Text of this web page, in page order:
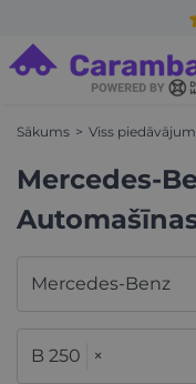
Sākums Viss
Mercedes-
Mercedes-Benz
B 250 ×